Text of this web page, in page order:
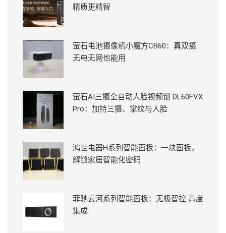
精质更精智
萤石电池摄像机小魔方CB60：真双摄
无电无网也能用
萤石AI三摄全自动人脸视频锁 DL60FVX
Pro：加持三摄、掌纹与人脸
鸿世电器H系列智能面板：一块面板，
解锁家居智能化密码
菲驰云河系列智能面板：无极智控 高度
集成